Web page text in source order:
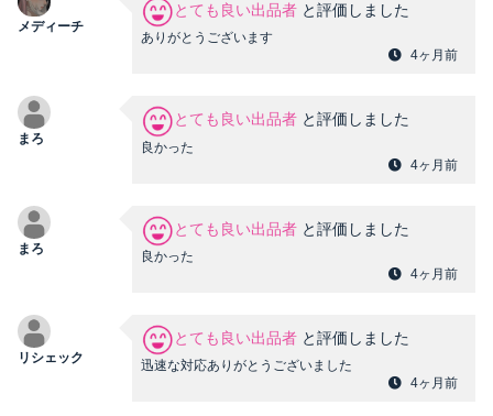
メディーチ
とても良い出品者 と評価しました
ありがとうございます
4ヶ月前
まろ
とても良い出品者 と評価しました
良かった
4ヶ月前
まろ
とても良い出品者 と評価しました
良かった
4ヶ月前
リシェック
とても良い出品者 と評価しました
迅速な対応ありがとうございました
4ヶ月前